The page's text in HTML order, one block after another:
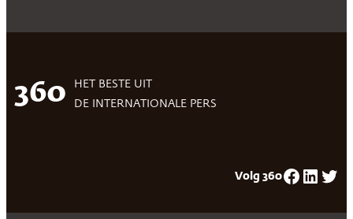
360
HET BESTE UIT
DE INTERNATIONALE PERS
Volg 360Facebook LinkedIn Twitter